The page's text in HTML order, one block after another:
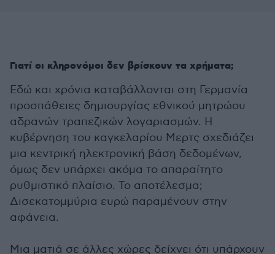
Γιατί οι κληρονόμοι δεν βρίσκουν τα χρήματα;
Εδώ και χρόνια καταβάλλονται στη Γερμανία
προσπάθειες δημιουργίας εθνικού μητρώου
αδρανών τραπεζικών λογαριασμών. Η
κυβέρνηση του καγκελαρίου Μερτς σχεδιάζει
μια κεντρική ηλεκτρονική βάση δεδομένων,
όμως δεν υπάρχει ακόμα το απαραίτητο
ρυθμιστικό πλαίσιο. Το αποτέλεσμα;
Δισεκατομμύρια ευρώ παραμένουν στην
αφάνεια.
Μια ματιά σε άλλες χώρες δείχνει ότι υπάρχουν